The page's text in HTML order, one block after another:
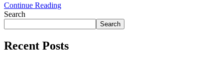
Continue Reading
Search
Search
Recent Posts